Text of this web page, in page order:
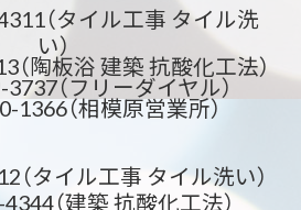
（タイル工事 タイル洗
い）
陶板浴 建築 抗酸化工法）
（フリーダイヤル）
（相模原営業所）
（タイル工事 タイル洗い）
（建築 抗酸化工法）